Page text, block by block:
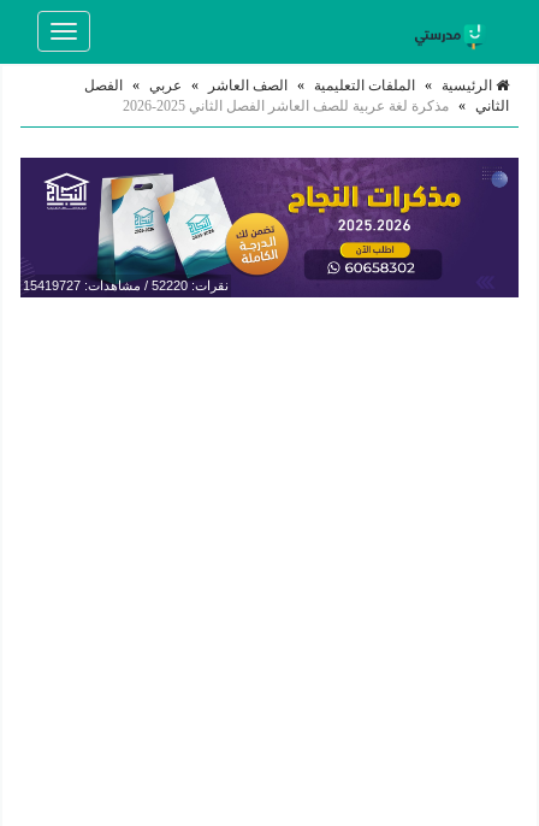
Toggle
الرئيسية » الملفات التعليمية » الصف العاشر » عربي »
الفصل
الثاني » مذكرة لغة عربية للصف العاشر الفصل الثاني 2025-2026
نقرات: 52220 / مشاهدات: 15419727